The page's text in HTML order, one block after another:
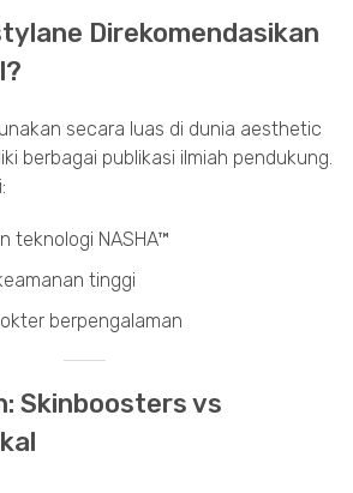
Direkomendasikan
secara luas di dunia aesthetic
berbagai publikasi ilmiah pendukung.
teknologi NASHA™
tinggi
berpengalaman
Skinboosters vs